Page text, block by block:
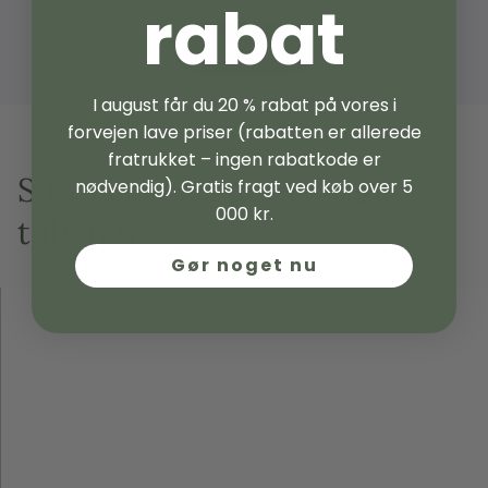
Se alle
Suppler med det rigtige
tilbehør
rabat
I august får du 20 % rabat på vores i
forvejen lave priser (rabatten er allerede
fratrukket – ingen rabatkode er
nødvendig). Gratis fragt ved køb over 5
000 kr.
Gør noget nu